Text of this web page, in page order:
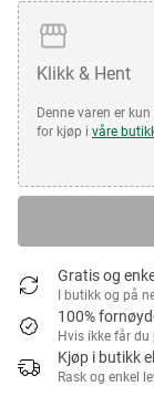
Klikk & Hent
Denne varen er
for kjøp i våre
Gratis og
I butikk og på
100%
Hvis ikke får
Kjøp i butikk
Rask og enkel